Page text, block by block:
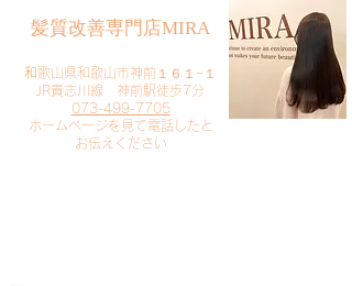
​髪質改善専門店MIRA
​和歌山県和歌山市神前１６１−１
JR貴志川線 神前駅徒歩7分
073-499-7705
​ホームページを見て電話したと
お伝えください